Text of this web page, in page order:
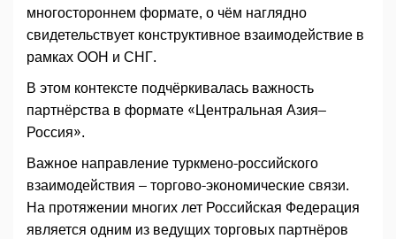
многостороннем формате, о чём наглядно
свидетельствует конструктивное взаимодействие в
рамках ООН и СНГ.
В этом контексте подчёркивалась важность
партнёрства в формате «Центральная Азия–
Россия».
Важное направление турк­мено-российского
взаимодействия – торгово-экономические связи.
На протяжении многих лет Российская Федерация
является одним из ведущих торговых партнёров